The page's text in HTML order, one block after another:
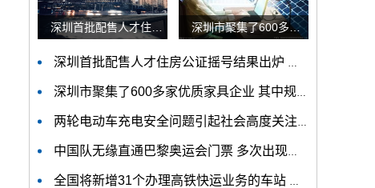
深圳市聚集了600多家优质家具企业 其中规模以上企业占比90%
深圳首批配售人才住房公证摇号结果出炉 认购家庭将于12月9日起选房
深圳市聚集了600多家优质家具企业 其中规模以上企业占比90%
两轮电动车充电安全问题引起社会高度关注 多措并举强化充电安全监管
中国队无缘直通巴黎奥运会门票 多次出现失误平衡木唐茜靖、罗蕊掉木
全国将新增31个办理高铁快运业务的车站 高铁快运车站将达280个